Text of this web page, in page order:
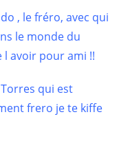
, le fréro, avec qui
le monde du
l avoir pour ami !!
qui est
frero je te kiffe